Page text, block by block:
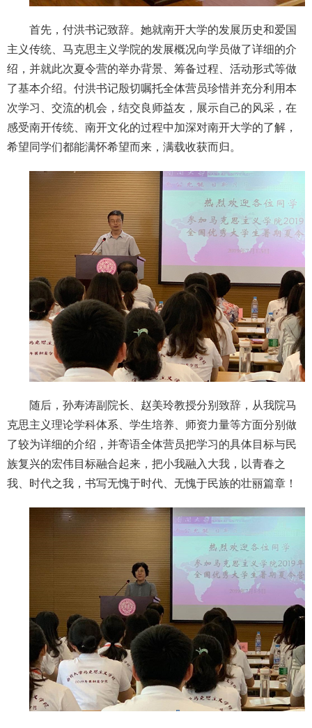
首先，付洪书记致辞。她就南开大学的发展历史和爱国
主义传统、马克思主义学院的发展概况向学员做了详细的介
绍，并就此次夏令营的举办背景、筹备过程、活动形式等做
了基本介绍。付洪书记殷切嘱托全体营员珍惜并充分利用本
次学习、交流的机会，结交良师益友，展示自己的风采，在
感受南开传统、南开文化的过程中加深对南开大学的了解，
希望同学们都能满怀希望而来，满载收获而归。
随后，孙寿涛副院长、赵美玲教授分别致辞，从我院马
克思主义理论学科体系、学生培养、师资力量等方面分别做
了较为详细的介绍，并寄语全体营员把学习的具体目标与民
族复兴的宏伟目标融合起来，把小我融入大我，以青春之
我、时代之我，书写无愧于时代、无愧于民族的壮丽篇章！